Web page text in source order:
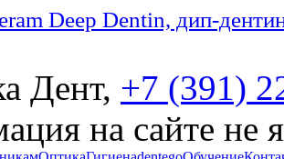
Deep Dentin, дип-
Дент, +7 (391)
на сайте не